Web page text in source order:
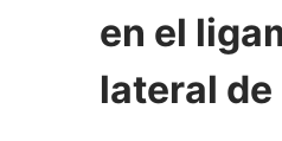
en el
lateral